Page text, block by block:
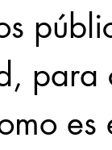
para